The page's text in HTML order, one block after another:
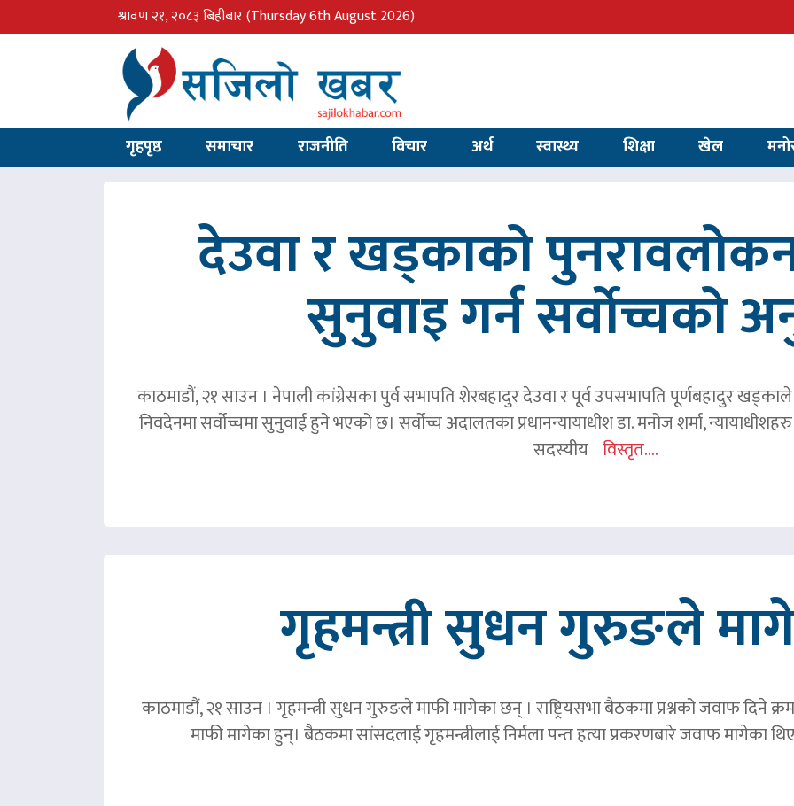
श्रावण २१, २०८३ बिहीबार(Thursday 6th August 2026)
गृहपृष्ठ समाचार राजनीति विचार अर्थ स्वास्थ्य शिक्षा खेल
देउवा र खड्काको
सुनुवाइ गर्न सर्वोच्चको
काठमाडौं, २१ साउन । नेपाली कांग्रेसका पुर्व सभापति शेरबहादुर देउवा र पूर्व उपसभापति पूर्णबहादुर
निवदेनमा सर्वोच्चमा सुनुवाई हुने भएको छ। सर्वोच्च अदालतका प्रधानन्यायाधीश डा. मनोज शर्मा,
सदस्यीय विस्तृत....
गृहमन्त्री सुधन गुरुङले
काठमाडौं, २१ साउन । गृहमन्त्री सुधन गुरुङले माफी मागेका छन् । राष्ट्रियसभा बैठकमा प्रश्नको जवाफ दिने
माफी मागेका हुन्। बैठकमा सांसदलाई गृहमन्त्रीलाई निर्मला पन्त हत्या प्रकरणबारे जवाफ मागेका